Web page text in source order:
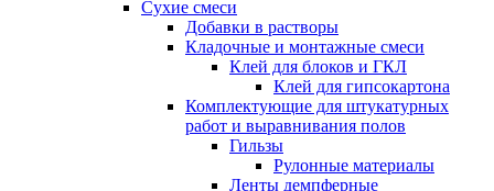
Сухие смеси
Добавки в растворы
Кладочные и монтажные смеси
Клей для блоков и ГКЛ
Клей для гипсокартона
Комплектующие для штукатурных
работ и выравнивания полов
Гильзы
Рулонные материалы
Ленты демпферные